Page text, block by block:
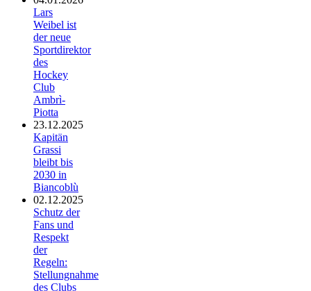
Lars
Weibel ist
der neue
Sportdirektor
des
Hockey
Club
Ambrì-
Piotta
23.12.2025
Kapitän
Grassi
bleibt bis
2030 in
Biancoblù
02.12.2025
Schutz der
Fans und
Respekt
der
Regeln:
Stellungnahme
des Clubs